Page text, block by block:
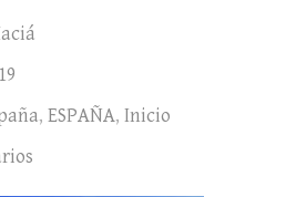
, ESPAÑA, Inicio